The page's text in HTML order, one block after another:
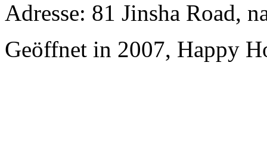
Adresse: 81 Jinsha Road,
Geöffnet in 2007, Happy